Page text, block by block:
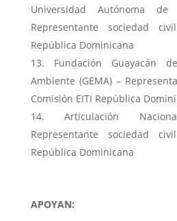
Universidad Autónoma
Representante sociedad
República Dominicana
Fundación Guayacán
Ambiente (GEMA) –
Comisión EITI República
Articulación
Representante sociedad
República Dominicana
APOYAN: